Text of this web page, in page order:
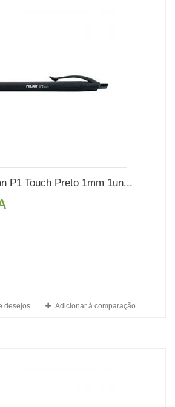
P1 Touch Preto 1mm 1un...
desejos Adicionar à comparação